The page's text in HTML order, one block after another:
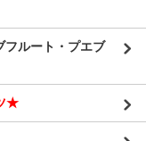
フルート・プエブ
★